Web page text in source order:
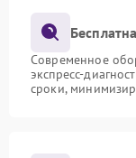
Современное
экспресс-
сроки,